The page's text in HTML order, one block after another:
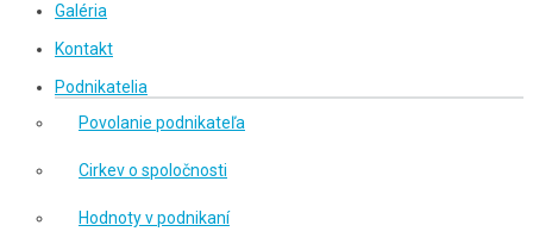
Galéria
Kontakt
Podnikatelia
Povolanie podnikateľa
Cirkev o spoločnosti
Hodnoty v podnikaní